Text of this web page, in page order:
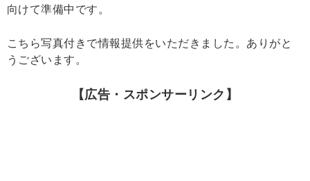
向けて準備中です。
こちら写真付きで情報提供をいただきました。ありがと
うございます。
【広告・スポンサーリンク】